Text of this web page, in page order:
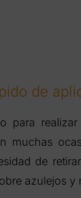
de
para
muchas
de
azulejos y